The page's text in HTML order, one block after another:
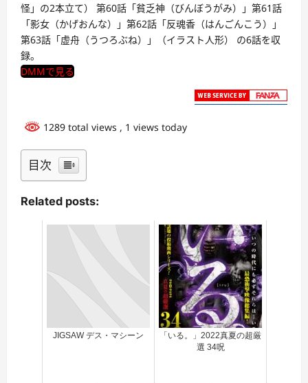
怪」の2本立て） 第60話「貧乏神（びんぼうがみ）」第61話
「影女（かげおんな）」第62話「反魂香（はんごんこう）」
第63話「虚舟（うつろぶね）」（イラスト人形） の6話を収
録。
DMMで見る
1289 total views , 1 views today
目次
Related posts:
JIGSAW デス・マシーン
「いる。」2022真夏の超厳
選 34呪